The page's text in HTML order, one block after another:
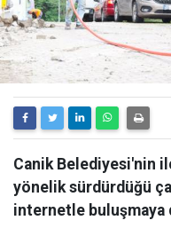
Canik Belediyesi'nin
yönelik sürdürdüğü
internetle buluşmaya